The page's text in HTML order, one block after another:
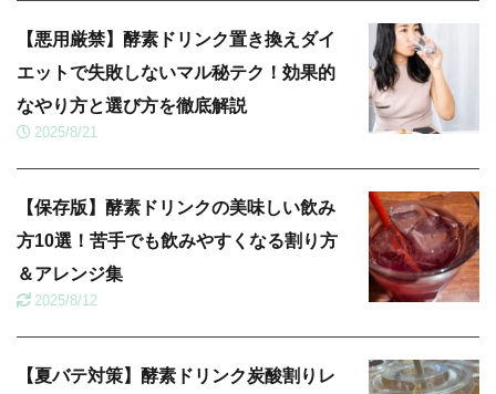
【悪用厳禁】酵素ドリンク置き換えダイ
エットで失敗しないマル秘テク！効果的
なやり方と選び方を徹底解説
2025/8/21
【保存版】酵素ドリンクの美味しい飲み
方10選！苦手でも飲みやすくなる割り方
＆アレンジ集
2025/8/12
【夏バテ対策】酵素ドリンク炭酸割りレ